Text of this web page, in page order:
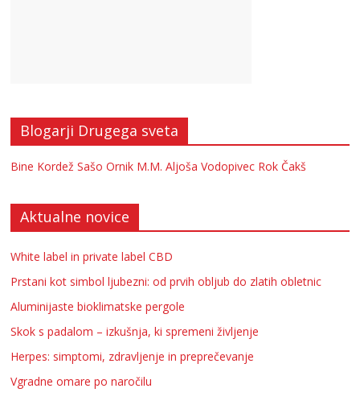
Blogarji Drugega sveta
Bine Kordež Sašo Ornik M.M. Aljoša Vodopivec Rok Čakš
Aktualne novice
White label in private label CBD
Prstani kot simbol ljubezni: od prvih obljub do zlatih obletnic
Aluminijaste bioklimatske pergole
Skok s padalom – izkušnja, ki spremeni življenje
Herpes: simptomi, zdravljenje in preprečevanje
Vgradne omare po naročilu